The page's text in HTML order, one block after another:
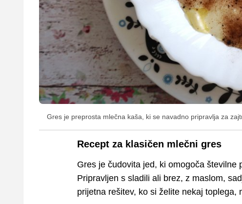
Gres je preprosta mlečna kaša, ki se navadno pripravlja za
Recept za klasičen mlečni gres
Gres je čudovita jed, ki omogoča številne
Pripravljen s sladili ali brez, z maslom,
prijetna rešitev, ko si želite nekaj toplega,